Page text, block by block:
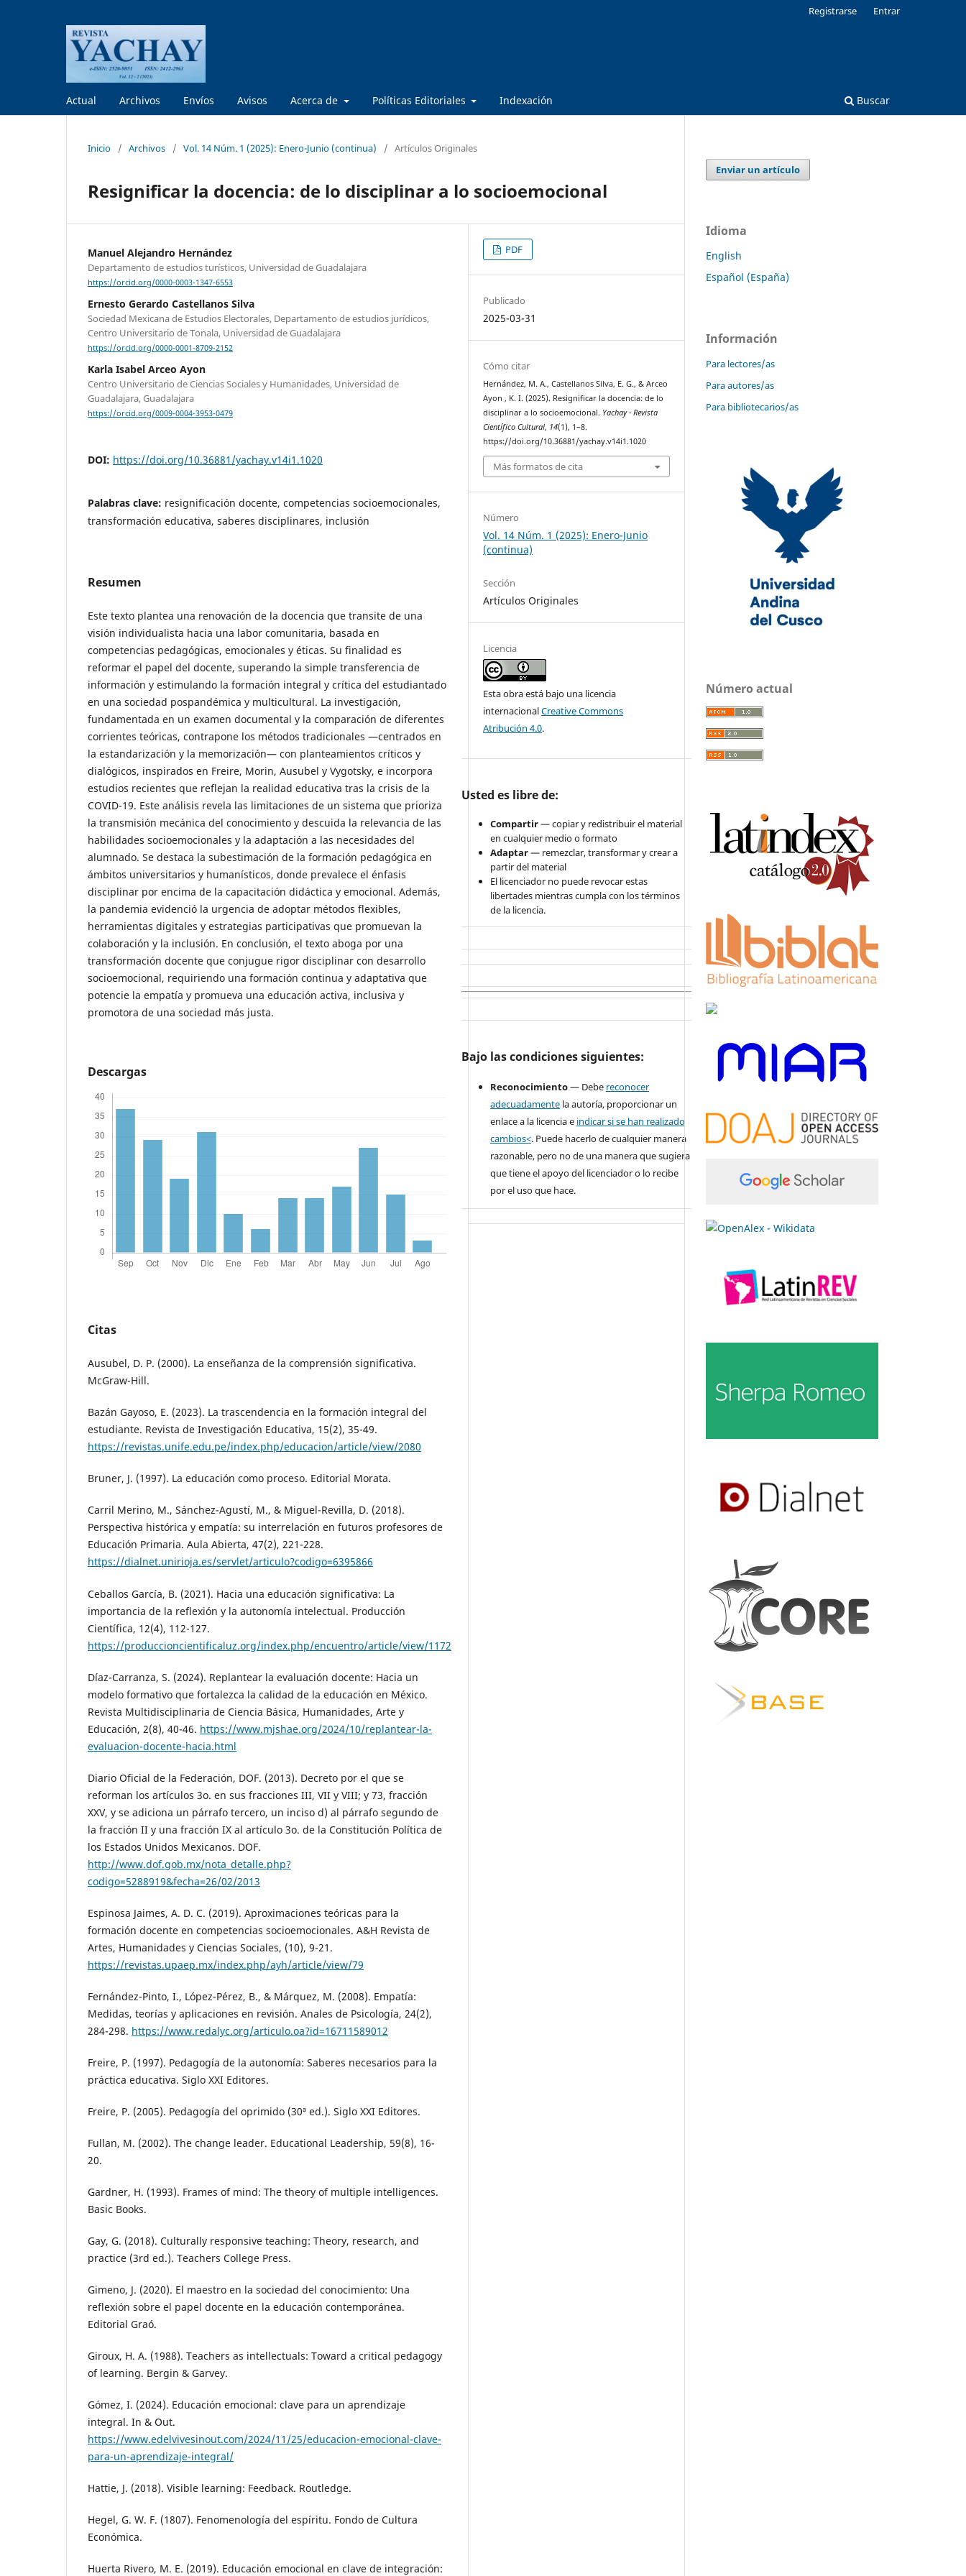
Actual Archivos Envíos Avisos Acerca de Políticas Editoriales Indexación Buscar
Registrarse Entrar
Inicio / Archivos / Vol. 14 Núm. 1 (2025): Enero-Junio (continua) / Artículos Originales
Resignificar la docencia: de lo disciplinar a lo socioemocional
Manuel Alejandro Hernández
Departamento de estudios turísticos, Universidad de Guadalajara
https://orcid.org/0000-0003-1347-6553
Ernesto Gerardo Castellanos Silva
Sociedad Mexicana de Estudios Electorales, Departamento de estudios jurídicos,
Centro Universitario de Tonala, Universidad de Guadalajara
https://orcid.org/0000-0001-8709-2152
Karla Isabel Arceo Ayon
Centro Universitario de Ciencias Sociales y Humanidades, Universidad de
Guadalajara, Guadalajara
https://orcid.org/0009-0004-3953-0479
DOI: https://doi.org/10.36881/yachay.v14i1.1020
Palabras clave: resignificación docente, competencias socioemocionales,
transformación educativa, saberes disciplinares, inclusión
Resumen
Este texto plantea una renovación de la docencia que transite de una
visión individualista hacia una labor comunitaria, basada en
competencias pedagógicas, emocionales y éticas. Su finalidad es
reformar el papel del docente, superando la simple transferencia de
información y estimulando la formación integral y crítica del estudiantado
en una sociedad pospandémica y multicultural. La investigación,
fundamentada en un examen documental y la comparación de diferentes
corrientes teóricas, contrapone los métodos tradicionales —centrados en
la estandarización y la memorización— con planteamientos críticos y
dialógicos, inspirados en Freire, Morin, Ausubel y Vygotsky, e incorpora
estudios recientes que reflejan la realidad educativa tras la crisis de la
COVID-19. Este análisis revela las limitaciones de un sistema que prioriza
la transmisión mecánica del conocimiento y descuida la relevancia de las
habilidades socioemocionales y la adaptación a las necesidades del
alumnado. Se destaca la subestimación de la formación pedagógica en
ámbitos universitarios y humanísticos, donde prevalece el énfasis
disciplinar por encima de la capacitación didáctica y emocional. Además,
la pandemia evidenció la urgencia de adoptar métodos flexibles,
herramientas digitales y estrategias participativas que promuevan la
colaboración y la inclusión. En conclusión, el texto aboga por una
transformación docente que conjugue rigor disciplinar con desarrollo
socioemocional, requiriendo una formación continua y adaptativa que
potencie la empatía y promueva una educación activa, inclusiva y
promotora de una sociedad más justa.
Descargas
Citas
Ausubel, D. P. (2000). La enseñanza de la comprensión significativa.
McGraw-Hill.
Bazán Gayoso, E. (2023). La trascendencia en la formación integral del
estudiante. Revista de Investigación Educativa, 15(2), 35-49.
https://revistas.unife.edu.pe/index.php/educacion/article/view/2080
Bruner, J. (1997). La educación como proceso. Editorial Morata.
Carril Merino, M., Sánchez-Agustí, M., & Miguel-Revilla, D. (2018).
Perspectiva histórica y empatía: su interrelación en futuros profesores de
Educación Primaria. Aula Abierta, 47(2), 221-228.
https://dialnet.unirioja.es/servlet/articulo?codigo=6395866
Ceballos García, B. (2021). Hacia una educación significativa: La
importancia de la reflexión y la autonomía intelectual. Producción
Científica, 12(4), 112-127.
https://produccioncientificaluz.org/index.php/encuentro/article/view/1172
Díaz-Carranza, S. (2024). Replantear la evaluación docente: Hacia un
modelo formativo que fortalezca la calidad de la educación en México.
Revista Multidisciplinaria de Ciencia Básica, Humanidades, Arte y
Educación, 2(8), 40-46. https://www.mjshae.org/2024/10/replantear-la-
evaluacion-docente-hacia.html
Diario Oficial de la Federación, DOF. (2013). Decreto por el que se
reforman los artículos 3o. en sus fracciones III, VII y VIII; y 73, fracción
XXV, y se adiciona un párrafo tercero, un inciso d) al párrafo segundo de
la fracción II y una fracción IX al artículo 3o. de la Constitución Política de
los Estados Unidos Mexicanos. DOF.
http://www.dof.gob.mx/nota_detalle.php?
codigo=5288919&fecha=26/02/2013
Espinosa Jaimes, A. D. C. (2019). Aproximaciones teóricas para la
formación docente en competencias socioemocionales. A&H Revista de
Artes, Humanidades y Ciencias Sociales, (10), 9-21.
https://revistas.upaep.mx/index.php/ayh/article/view/79
Fernández-Pinto, I., López-Pérez, B., & Márquez, M. (2008). Empatía:
Medidas, teorías y aplicaciones en revisión. Anales de Psicología, 24(2),
284-298. https://www.redalyc.org/articulo.oa?id=16711589012
Freire, P. (1997). Pedagogía de la autonomía: Saberes necesarios para la
práctica educativa. Siglo XXI Editores.
Freire, P. (2005). Pedagogía del oprimido (30ª ed.). Siglo XXI Editores.
Fullan, M. (2002). The change leader. Educational Leadership, 59(8), 16-
20.
Gardner, H. (1993). Frames of mind: The theory of multiple intelligences.
Basic Books.
Gay, G. (2018). Culturally responsive teaching: Theory, research, and
practice (3rd ed.). Teachers College Press.
Gimeno, J. (2020). El maestro en la sociedad del conocimiento: Una
reflexión sobre el papel docente en la educación contemporánea.
Editorial Graó.
Giroux, H. A. (1988). Teachers as intellectuals: Toward a critical pedagogy
of learning. Bergin & Garvey.
Gómez, I. (2024). Educación emocional: clave para un aprendizaje
integral. In & Out.
https://www.edelvivesinout.com/2024/11/25/educacion-emocional-clave-
para-un-aprendizaje-integral/
Hattie, J. (2018). Visible learning: Feedback. Routledge.
Hegel, G. W. F. (1807). Fenomenología del espíritu. Fondo de Cultura
Económica.
Huerta Rivero, M. E. (2019). Educación emocional en clave de integración:
PDF
Publicado
2025-03-31
Cómo citar
Hernández, M. A., Castellanos Silva, E. G., & Arceo
Ayon , K. I. (2025). Resignificar la docencia: de lo
disciplinar a lo socioemocional. Yachay - Revista
Científico Cultural, 14(1), 1–8.
https://doi.org/10.36881/yachay.v14i1.1020
Más formatos de cita
Número
Vol. 14 Núm. 1 (2025): Enero-Junio
(continua)
Sección
Artículos Originales
Licencia
Esta obra está bajo una licencia
internacionalCreative Commons
Atribución 4.0.
Usted es libre de:
Compartir— copiar y redistribuir el material
en cualquier medio o formato
Adaptar— remezclar, transformar y crear a
partir del material
El licenciador no puede revocar estas
libertades mientras cumpla con los términos
de la licencia.
Bajo las condiciones siguientes:
Reconocimiento— Debe reconocer
adecuadamente la autoría, proporcionar un
enlace a la licencia e indicar si se han realizado
cambios<. Puede hacerlo de cualquier manera
razonable, pero no de una manera que sugiera
que tiene el apoyo del licenciador o lo recibe
por el uso que hace.
Enviar un artículo
Idioma
English
Español (España)
Información
Para lectores/as
Para autores/as
Para bibliotecarios/as
Número actual